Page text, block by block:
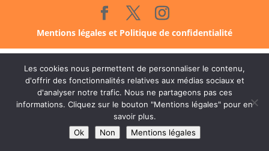
Mentions légales et Politique de confidentialité
Les cookies nous permettent de personnaliser le contenu,
d'offrir des fonctionnalités relatives aux médias sociaux et
d'analyser notre trafic. Nous ne partageons pas ces
informations. Cliquez sur le bouton "Mentions légales" pour en
savoir plus.
Ok
Non Mentions légales